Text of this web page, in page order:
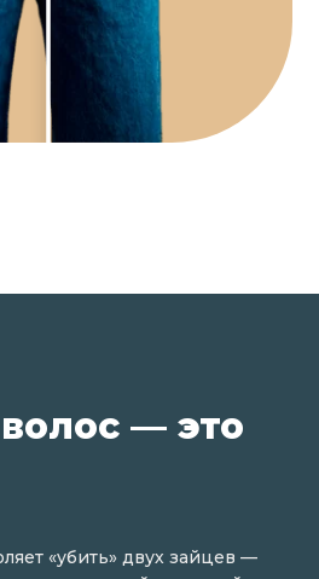
— это
«убить» двух зайцев —